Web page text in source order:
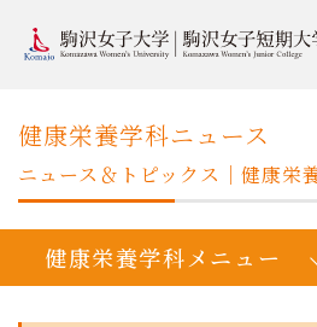
健康栄養学科ニュース
ニュース＆トピックス｜健康栄
健康栄養学科メニュー